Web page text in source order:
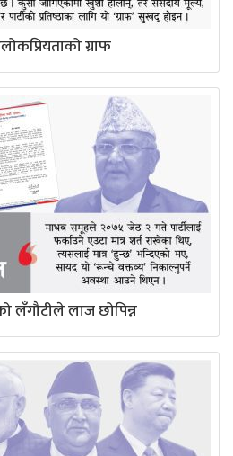
ग्राफ
लँगौटीले लाज छोपिन्न